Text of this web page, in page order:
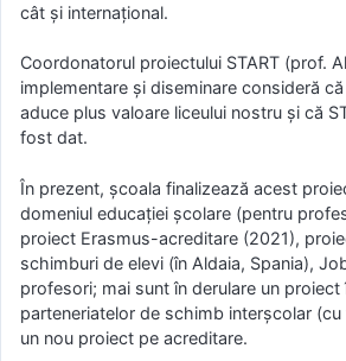
cât și internațional.
Coordonatorul proiectului START (prof.
implementare și diseminare consideră
aduce plus valoare liceului nostru și că
fost dat.
În prezent, școala finalizează acest
domeniul educației școlare (pentru
proiect Erasmus-acreditare (2021),
schimburi de elevi (în Aldaia, Spania),
profesori; mai sunt în derulare un proiect
parteneriatelor de schimb interșcolar
un nou proiect pe acreditare.